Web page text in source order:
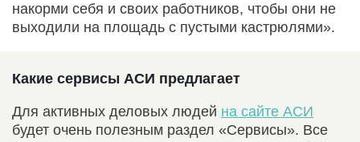
накорми себя и своих работников, чтобы они не
выходили на площадь с пустыми кастрюлями».
Какие сервисы АСИ предлагает
Для активных деловых людей на сайте АСИ
будет очень полезным раздел «Сервисы». Все